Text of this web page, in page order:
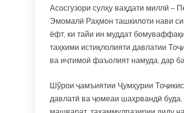
Асосгузори сулҳу ваҳдати миллӣ –
Эмомалӣ Раҳмон ташкилоти нави
ёфт, ки тайи ин муддат
таҳкими истиқлолияти давлатии
ва иҷтимоӣ фаъолият намуда, дар
Шўрои ҷамъиятии Ҷумҳурии
давлатӣ ва ҷомеаи шаҳрвандӣ